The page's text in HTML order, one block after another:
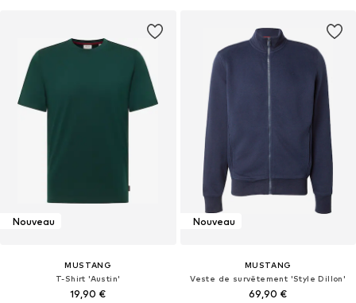
Nouveau
MUSTANG
T-Shirt 'Austin'
19,90 €
Nouveau
MUSTANG
Veste de survêtement 'Style Dillon'
69,90 €